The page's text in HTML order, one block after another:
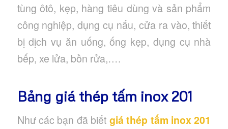
tùng ôtô, kẹp, hàng tiêu dùng và sản phẩm
công nghiệp, dụng cụ nấu, cửa ra vào, thiết
bị dịch vụ ăn uống, ống kẹp, dụng cụ nhà
bếp, xe lửa, bồn rửa,….
Bảng giá thép tấm inox 201
Như các bạn đã biết giá thép tấm inox 201